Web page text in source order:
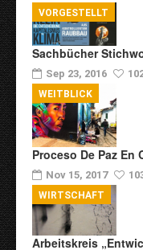
Sachbücher
Sep 23, 2016
VORGESTELLT
Proceso De Paz
Nov 15, 2017
WEITBLICK
Arbeitskreis
WIRTSCHAFT